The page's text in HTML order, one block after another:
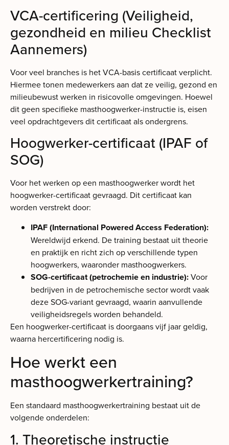
VCA-certificering (Veiligheid,
gezondheid en milieu Checklist
Aannemers)
Voor veel branches is het VCA-basis certificaat verplicht.
Hiermee tonen medewerkers aan dat ze veilig, gezond en
milieubewust werken in risicovolle omgevingen. Hoewel
dit geen specifieke masthoogwerker-instructie is, eisen
veel opdrachtgevers dit certificaat als ondergrens.
Hoogwerker-certificaat (IPAF of
SOG)
Voor het werken op een masthoogwerker wordt het
hoogwerker-certificaat gevraagd. Dit certificaat kan
worden verstrekt door:
IPAF (International Powered Access Federation):
Wereldwijd erkend. De training bestaat uit theorie
en praktijk en richt zich op verschillende typen
hoogwerkers, waaronder masthoogwerkers.
SOG-certificaat (petrochemie en industrie):Voor
bedrijven in de petrochemische sector wordt vaak
deze SOG-variant gevraagd, waarin aanvullende
veiligheidsregels worden behandeld.
Een hoogwerker-certificaat is doorgaans vijf jaar geldig,
waarna hercertificering nodig is.
Hoe werkt een
masthoogwerkertraining?
Een standaard masthoogwerkertraining bestaat uit de
volgende onderdelen:
1. Theoretische instructie